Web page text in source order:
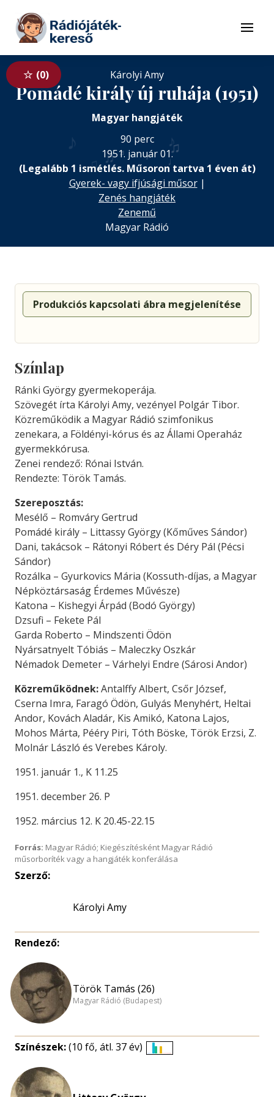
Tovább a tartalomhoz
Menü
0
♪
♫ ♬
♪
♩
♫
♪
♬
Károlyi Amy
Pomádé király új ruhája (1951)
Magyar hangjáték
90 perc
1951. január 01.
(Legalább 1 ismétlés. Műsoron tartva 1 éven át)
Gyerek- vagy ifjúsági műsor|
Zenés hangjáték
Zenemű
Magyar Rádió
Produkciós kapcsolati ábra megjelenítése
Színlap
Ránki György gyermekoperája.
Szövegét írta Károlyi Amy, vezényel Polgár Tibor.
Közreműködik a Magyar Rádió szimfonikus
zenekara, a Földényi-kórus és az Állami Operaház
gyermekkórusa.
Zenei rendező: Rónai István.
Rendezte: Török Tamás.
Szereposztás:
Mesélő – Romváry Gertrud
Pomádé király – Littassy György (Kőműves Sándor)
Dani, takácsok – Rátonyi Róbert és Déry Pál (Pécsi
Sándor)
Rozálka – Gyurkovics Mária (Kossuth-díjas, a Magyar
Népköztársaság Érdemes Művésze)
Katona – Kishegyi Árpád (Bodó György)
Dzsufi – Fekete Pál
Garda Roberto – Mindszenti Ödön
Nyársatnyelt Tóbiás – Maleczky Oszkár
Némadok Demeter – Várhelyi Endre (Sárosi Andor)
Közreműködnek:Antalffy Albert, Csőr József,
Cserna Imra, Faragó Ödön, Gulyás Menyhért, Heltai
Andor, Kovách Aladár, Kis Amikó, Katona Lajos,
Mohos Márta, Pééry Piri, Tóth Böske, Török Erzsi, Z.
Molnár László és Verebes Károly.
1951. január 1., K 11.25
1951. december 26. P
1952. március 12. K 20.45-22.15
Forrás: Magyar Rádió; Kiegészítésként Magyar Rádió
műsorboríték vagy a hangjáték konferálása
Szerző:
Károlyi Amy
Rendező:
Török Tamás (26)
Magyar Rádió (Budapest)
Színészek:(10 fő, átl. 37 év)